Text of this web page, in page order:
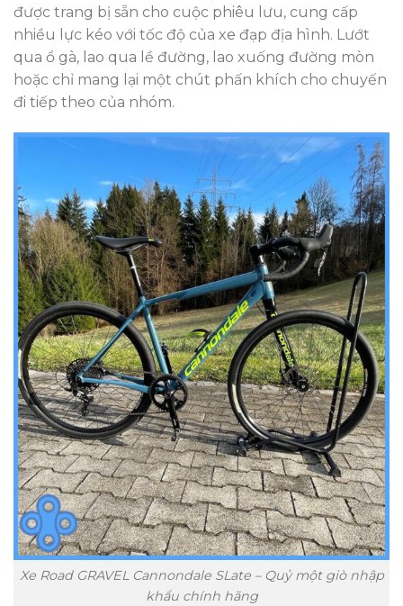
được trang bị sẵn cho cuộc phiêu lưu, cung cấp
nhiều lực kéo với tốc độ của xe đạp địa hình. Lướt
qua ổ gà, lao qua lề đường, lao xuống đường mòn
hoặc chỉ mang lại một chút phấn khích cho chuyến
đi tiếp theo của nhóm.
Xe Road GRAVEL Cannondale SLate – Quỷ một giò nhập
khẩu chính hãng